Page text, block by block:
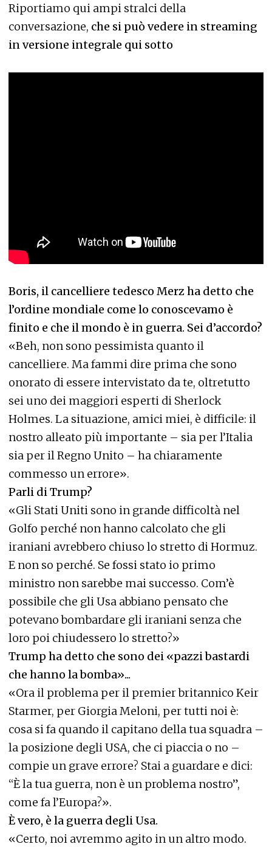
Riportiamo qui ampi stralci della
conversazione, che si può vedere in streaming
in versione integrale qui sotto
Boris, il cancelliere tedesco Merz ha detto che
l’ordine mondiale come lo conoscevamo è
finito e che il mondo è in guerra. Sei d’accordo?
«Beh, non sono pessimista quanto il
cancelliere. Ma fammi dire prima che sono
onorato di essere intervistato da te, oltretutto
sei uno dei maggiori esperti di Sherlock
Holmes. La situazione, amici miei, è difficile: il
nostro alleato più importante – sia per l’Italia
sia per il Regno Unito – ha chiaramente
commesso un errore».
Parli di Trump?
«Gli Stati Uniti sono in grande difficoltà nel
Golfo perché non hanno calcolato che gli
iraniani avrebbero chiuso lo stretto di Hormuz.
E non so perché. Se fossi stato io primo
ministro non sarebbe mai successo. Com’è
possibile che gli Usa abbiano pensato che
potevano bombardare gli iraniani senza che
loro poi chiudessero lo stretto?»
Trump ha detto che sono dei «pazzi bastardi
che hanno la bomba»...
«Ora il problema per il premier britannico Keir
Starmer, per Giorgia Meloni, per tutti noi è:
cosa si fa quando il capitano della tua squadra –
la posizione degli USA, che ci piaccia o no –
compie un grave errore? Stai a guardare e dici:
“È la tua guerra, non è un problema nostro”,
come fa l’Europa?».
È vero, è la guerra degli Usa.
«Certo, noi avremmo agito in un altro modo.